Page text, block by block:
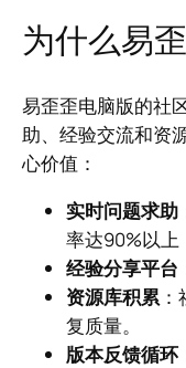
为什么易
易歪歪电脑版的社
助、经验交流和资
心价值：
实时问题求助
率达90%以上
经验分享平台
资源库积累
复质量。
版本反馈循环